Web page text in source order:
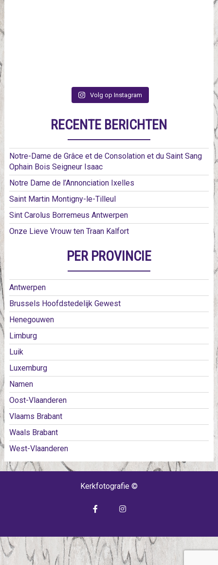
Volg op Instagram
RECENTE BERICHTEN
Notre-Dame de Grâce et de Consolation et du Saint Sang
Ophain Bois Seigneur Isaac
Notre Dame de l’Annonciation Ixelles
Saint Martin Montigny-le-Tilleul
Sint Carolus Borremeus Antwerpen
Onze Lieve Vrouw ten Traan Kalfort
PER PROVINCIE
Antwerpen
Brussels Hoofdstedelijk Gewest
Henegouwen
Limburg
Luik
Luxemburg
Namen
Oost-Vlaanderen
Vlaams Brabant
Waals Brabant
West-Vlaanderen
Kerkfotografie ©